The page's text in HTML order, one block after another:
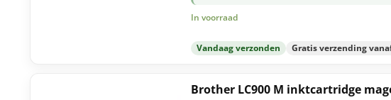
In voorraad
Vandaag verzonden Gratis verzending
Brother LC900 M inktcartridge